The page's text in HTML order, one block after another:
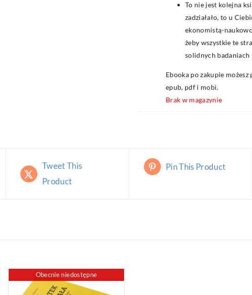
To nie jest kolejna
zadziałało, to u
ekonomistą-
żeby wszystkie te
solidnych badaniach
Ebooka po zakupie
epub, pdf i mobi.
Brak w magazynie
Tweet This
Product
Pin This Product
Obecnie niedostępne